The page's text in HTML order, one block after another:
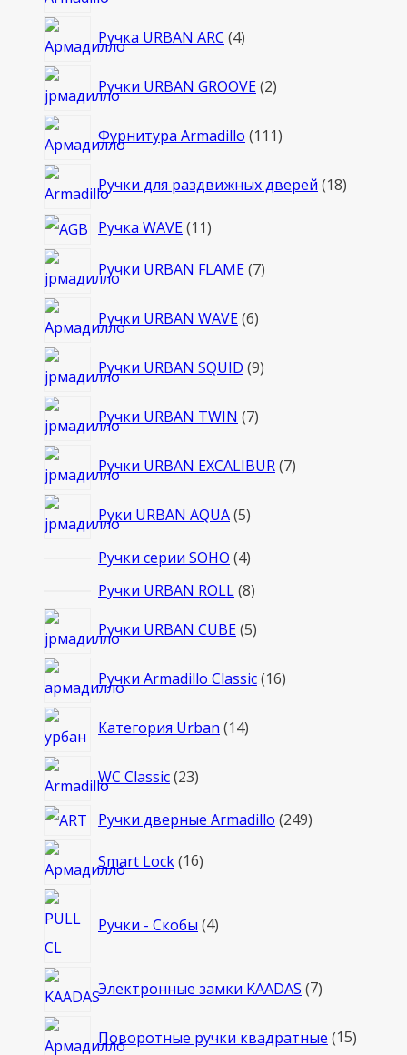
Ручка URBAN ARC 44
Ручки URBAN GROOVE 22
Фурнитура Armadillo 111111
Ручки для раздвижных дверей 1818
Ручка WAVE 1111
Ручки URBAN FLAME 77
Ручки URBAN WAVE 66
Ручки URBAN SQUID 99
Ручки URBAN TWIN 77
Ручки URBAN EXCALIBUR 77
Руки URBAN AQUA 55
Ручки серии SOHO 44
товара
Ручки URBAN ROLL 88
Ручки URBAN CUBE 55
Ручки Armadillo Classic 1616
Категория Urban 1414
WC Classic 2323
Ручки дверные Armadillo 249249
Smart Lock 1616
Ручки - Скобы 4товара
Электронные замки KAADAS 77
Поворотные ручки квадратные 1515